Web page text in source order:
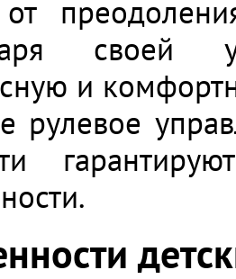
своей
и
рулевое